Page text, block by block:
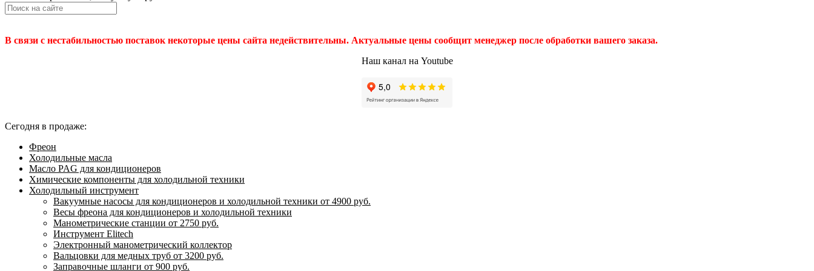
В связи с нестабильностью поставок некоторые цены сайта недействительны. Актуальные цены сообщит менеджер после обработки вашего заказа.
Наш канал на Youtube
Сегодня в продаже:
Фреон
Холодильные масла
Масло PAG для кондиционеров
Химические компоненты для холодильной техники
Холодильный инструмент
Вакуумные насосы для кондиционеров и холодильной техники от 4900 руб.
Весы фреона для кондиционеров и холодильной техники
Манометрические станции от 2750 руб.
Инструмент Elitech
Электронный манометрический коллектор
Вальцовки для медных труб от 3200 руб.
Заправочные шланги от 900 руб.